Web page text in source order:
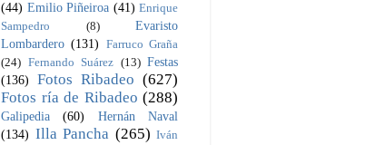
(44) Emilio Piñeiroa (41) Enrique
Sampedro
(8)
Evaristo
Lombardero (131) Farruco Graña
(24) Fernando Suárez (13) Festas
(136)
Fotos Ribadeo (627)
Fotos ría de Ribadeo (288)
Galipedia (60)
Hernán Naval
(134) Illa Pancha (265) Iván